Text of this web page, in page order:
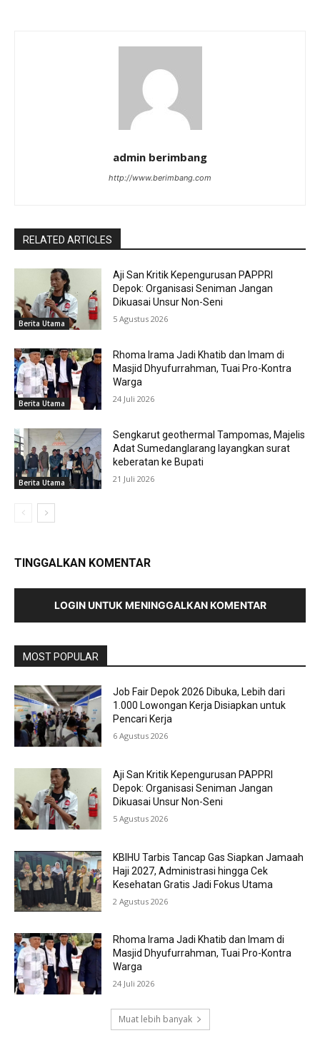
admin berimbang
http://www.berimbang.com
RELATED ARTICLES
Berita Utama
Aji San Kritik Kepengurusan PAPPRI
Depok: Organisasi Seniman Jangan
Dikuasai Unsur Non-Seni
5 Agustus 2026
Berita Utama
Rhoma Irama Jadi Khatib dan Imam di
Masjid Dhyufurrahman, Tuai Pro-Kontra
Warga
24 Juli 2026
Berita Utama
Sengkarut geothermal Tampomas, Majelis
Adat Sumedanglarang layangkan surat
keberatan ke Bupati
21 Juli 2026
TINGGALKAN KOMENTAR
LOGIN UNTUK MENINGGALKAN KOMENTAR
MOST POPULAR
Job Fair Depok 2026 Dibuka, Lebih dari
1.000 Lowongan Kerja Disiapkan untuk
Pencari Kerja
6 Agustus 2026
Aji San Kritik Kepengurusan PAPPRI
Depok: Organisasi Seniman Jangan
Dikuasai Unsur Non-Seni
5 Agustus 2026
KBIHU Tarbis Tancap Gas Siapkan Jamaah
Haji 2027, Administrasi hingga Cek
Kesehatan Gratis Jadi Fokus Utama
2 Agustus 2026
Rhoma Irama Jadi Khatib dan Imam di
Masjid Dhyufurrahman, Tuai Pro-Kontra
Warga
24 Juli 2026
Muat lebih banyak